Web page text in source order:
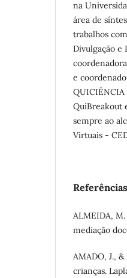
na
área de
trabalhos
Divulgação e
e
QuiBreakout
sempre ao
Virtuais -
Referências
ALMEIDA,
mediação
AMADO, J.,
crianças.